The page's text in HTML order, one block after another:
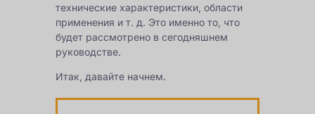
технические характеристики, области
применения и т. д. Это именно то, что
будет рассмотрено в сегодняшнем
руководстве.
Итак, давайте начнем.